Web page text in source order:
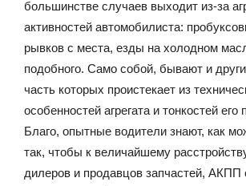
большинстве случаев выходит из-за
активностей автомобилиста:
рывков с места, езды на холодном
подобного. Само собой, бывают и
часть которых проистекает из
особенностей агрегата и тонкостей его
Благо, опытные водители знают, как
так, чтобы к величайшему
дилеров и продавцов запчастей, АКПП